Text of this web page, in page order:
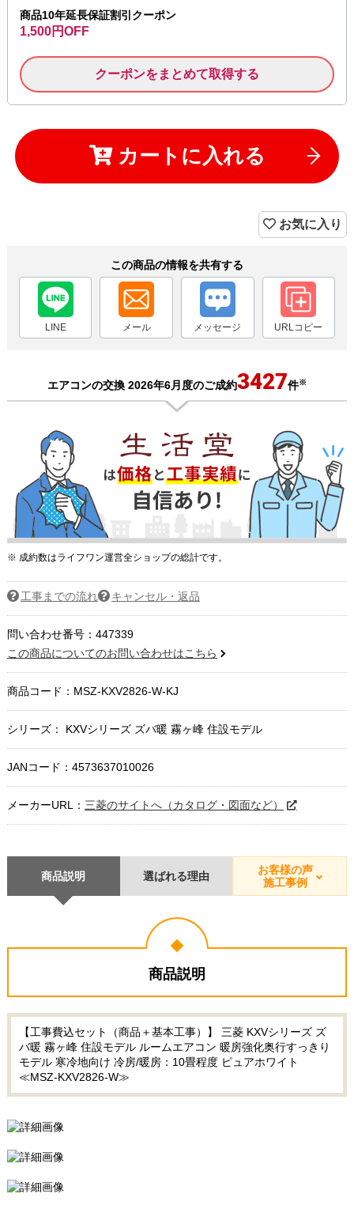
商品10年延長保証割引クーポン
1,500円OFF
クーポンをまとめて取得する
カートに入れる
お気に入り
この商品の情報を共有する
LINE メール メッセージ URLコピー
エアコンの交換 2026年6月度のご成約3427件※
※ 成約数はライフワン運営全ショップの総計です。
工事までの流れ キャンセル・返品
問い合わせ番号：447339
この商品についてのお問い合わせはこちら
商品コード： MSZ-KXV2826-W-KJ
シリーズ： KXVシリーズ ズバ暖 霧ヶ峰 住設モデル
JANコード：4573637010026
メーカーURL： 三菱のサイトへ（カタログ・図面など）
商品説明 選ばれる理由
お客様の声
施工事例
商品説明
【工事費込セット（商品＋基本工事）】 三菱 KXVシリーズ ズ
バ暖 霧ヶ峰 住設モデル ルームエアコン 暖房強化奥行すっきり
モデル 寒冷地向け 冷房/暖房：10畳程度 ピュアホワイト
≪MSZ-KXV2826-W≫